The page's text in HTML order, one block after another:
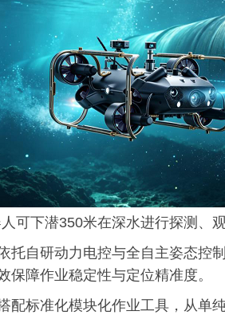
可下潜350米在深水进行探测、
托自研动力电控与全自主姿态控
保障作业稳定性与定位精准度。
配标准化模块化作业工具，从单